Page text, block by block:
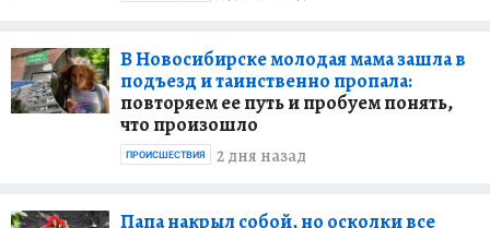
В Новосибирске молодая мама зашла в
подъезд и таинственно пропала:
повторяем ее путь и пробуем понять,
что произошло
2 дня назад
ПРОИСШЕСТВИЯ
Папа накрыл собой, но осколки все